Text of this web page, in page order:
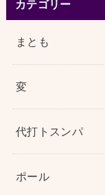
カテゴリー
まとも
変
代打トスンパ
ポール